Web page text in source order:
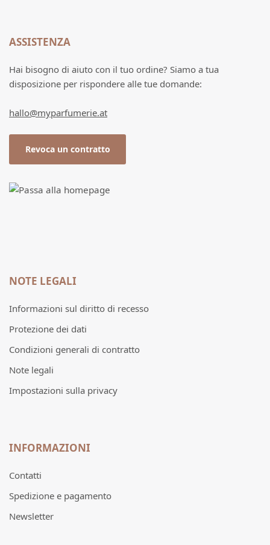
ASSISTENZA
Hai bisogno di aiuto con il tuo ordine? Siamo a tua
disposizione per rispondere alle tue domande:
hallo@myparfumerie.at
Revoca un contratto
NOTE LEGALI
Informazioni sul diritto di recesso
Protezione dei dati
Condizioni generali di contratto
Note legali
Impostazioni sulla privacy
INFORMAZIONI
Contatti
Spedizione e pagamento
Newsletter